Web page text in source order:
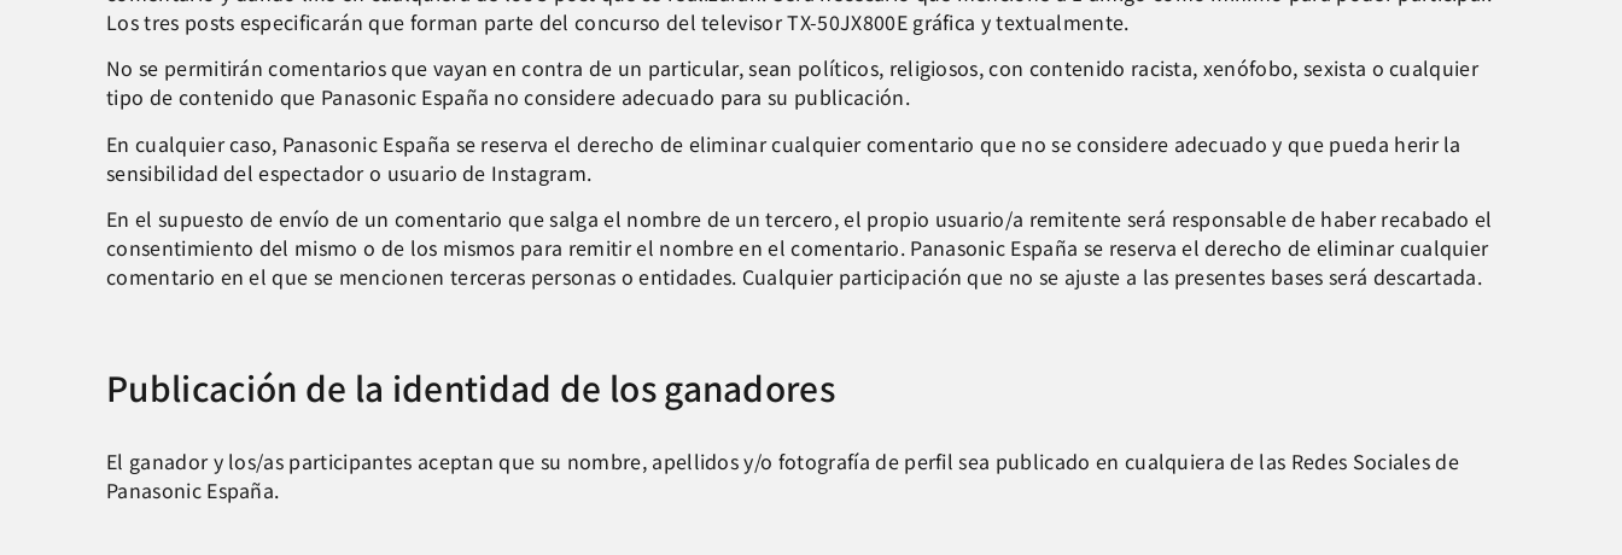
Los tres posts especificarán que forman parte del concurso del televisor TX-50JX800E gráfica y textualmente.
No se permitirán comentarios que vayan en contra de un particular, sean políticos, religiosos, con contenido racista, xenófobo, sexista o cualquier
tipo de contenido que Panasonic España no considere adecuado para su publicación.
En cualquier caso, Panasonic España se reserva el derecho de eliminar cualquier comentario que no se considere adecuado y que pueda herir la
sensibilidad del espectador o usuario de Instagram.
En el supuesto de envío de un comentario que salga el nombre de un tercero, el propio usuario/a remitente será responsable de haber recabado el
consentimiento del mismo o de los mismos para remitir el nombre en el comentario. Panasonic España se reserva el derecho de eliminar cualquier
comentario en el que se mencionen terceras personas o entidades. Cualquier participación que no se ajuste a las presentes bases será descartada.
Publicación de la identidad de los ganadores
El ganador y los/as participantes aceptan que su nombre, apellidos y/o fotografía de perfil sea publicado en cualquiera de las Redes Sociales de
Panasonic España.